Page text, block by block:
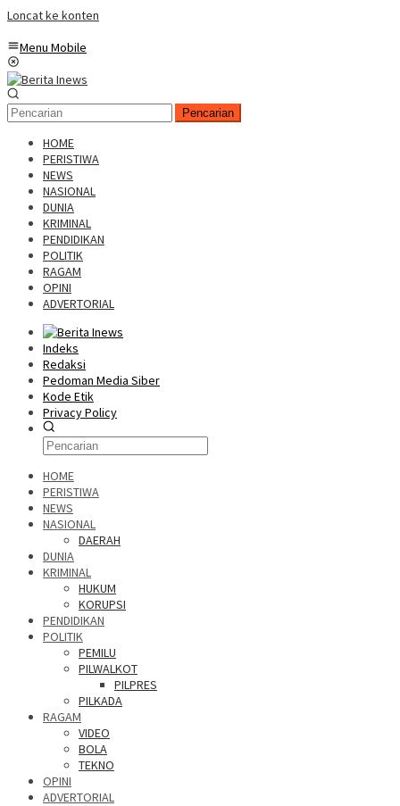
Loncat ke konten
Menu Mobile
Pencarian
HOME
PERISTIWA
NEWS
NASIONAL
DUNIA
KRIMINAL
PENDIDIKAN
POLITIK
RAGAM
OPINI
ADVERTORIAL
Indeks
Redaksi
Pedoman Media Siber
Kode Etik
Privacy Policy
HOME
PERISTIWA
NEWS
NASIONAL
DAERAH
DUNIA
KRIMINAL
HUKUM
KORUPSI
PENDIDIKAN
POLITIK
PEMILU
PILWALKOT
PILPRES
PILKADA
RAGAM
VIDEO
BOLA
TEKNO
OPINI
ADVERTORIAL